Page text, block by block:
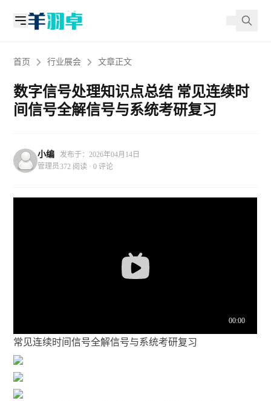
首页 行业展会 文章正文
数字信号处理知识点总结 常见连续时
间信号全解信号与系统考研复习
小编
管理员
发布于：2026年04月14日
372 阅读 · 0 评论
常见连续时间信号全解信号与系统考研复习